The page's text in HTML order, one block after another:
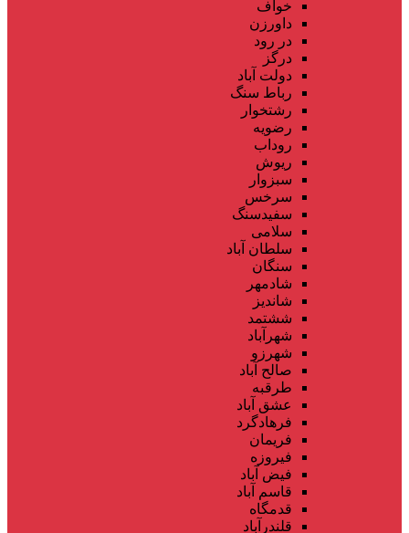
خواف
داورزن
در رود
درگز
دولت آباد
رباط سنگ
رشتخوار
رضویه
روداب
ریوش
سبزوار
سرخس
سفیدسنگ
سلامی
سلطان آباد
سنگان
شادمهر
شاندیز
ششتمد
شهرآباد
شهرزو
صالح آباد
طرقبه
عشق آباد
فرهادگرد
فریمان
فیروزه
فیض آباد
قاسم آباد
قدمگاه
قلندرآباد